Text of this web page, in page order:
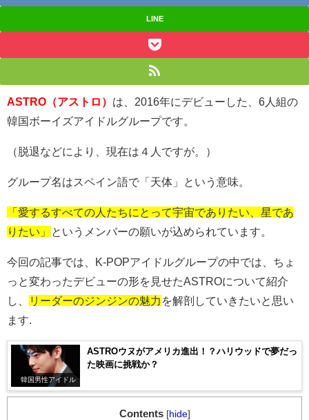
LINE
ASTRO（アストロ） は、2016年にデビューした、6人組の
韓国ボーイズアイドルグループです。
（脱退などにより、現在は４人ですが。）
グループ名はスペイン語で「天体」という意味。
「愛するすべての人たちにとって宇宙でありたい、星であ
りたい」
というメンバーの願いが込められています。
今回の記事では、 K-POPアイドルグループの中では、ちょ
っと変わったデビューの形を見せたASTROについて紹介
し、
リーダーのジンジンの魅力 を解剖していきたいと思い
ます.
韓国男性アイドル
ASTROウヌがアメリカ進出！？ハリウッドで夢だっ
た映画に挑戦か？
Contents [hide]